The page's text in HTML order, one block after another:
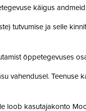
käigus
tutvumise ja selle
õppetegevuses
vahendusel. Teenuse
loob kasutajakonto